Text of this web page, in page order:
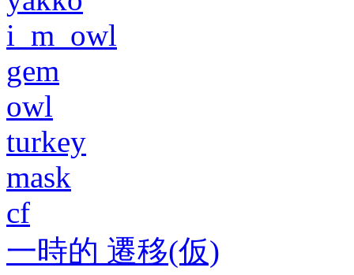
i_m_owl
gem
owl
turkey
mask
cf
一時的 遷移(仮)